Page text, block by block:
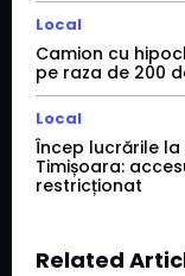
Local
Camion cu
pe raza de 200
Local
Încep lucrările
Timișoara:
restricționat
Related